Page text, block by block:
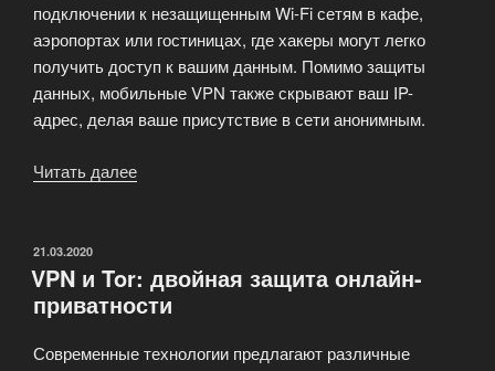
подключении к незащищенным Wi-Fi сетям в кафе,
аэропортах или гостиницах, где хакеры могут легко
получить доступ к вашим данным. Помимо защиты
данных, мобильные VPN также скрывают ваш IP-
адрес, делая ваше присутствие в сети анонимным.
Читать далее
ОПУБЛИКОВАНО
21.03.2020
VPN и Tor: двойная защита онлайн-
приватности
Современные технологии предлагают различные